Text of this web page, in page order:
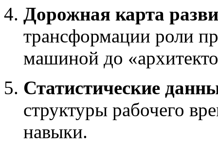
Дорожная карта
трансформации роли
машиной до
Статистические
структуры рабочего
навыки.